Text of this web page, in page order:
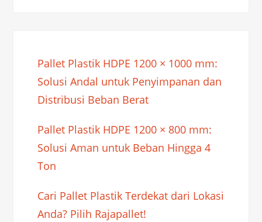
Pallet Plastik HDPE 1200 × 1000 mm:
Solusi Andal untuk Penyimpanan dan
Distribusi Beban Berat
Pallet Plastik HDPE 1200 × 800 mm:
Solusi Aman untuk Beban Hingga 4
Ton
Cari Pallet Plastik Terdekat dari Lokasi
Anda? Pilih Rajapallet!